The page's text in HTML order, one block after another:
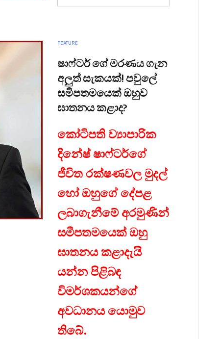
FEATURE
ෂාෆ්ටර් ගේ මරණය ගැන
අලුත් සැකයක්! පවුලේ
සමීපතමයෙක් ඔහුව
ඝාතනය කළාද?
කෝටිපති ව්‍යාපාරික
දිනේෂ් ෂාෆ්ටර්ගේ
ජීවිත රක්ෂණවල මුදල්
හෝ ඔහුගේ දේපළ
ලබාගැනීමේ අරමුණින්
සමීපතමයෙක් ඔහු
ඝාතනය කළාදැයි
යන්න පිළිබඳ
විමර්ශකයන්ගේ
අවධානය යොමුව
තිබේ.